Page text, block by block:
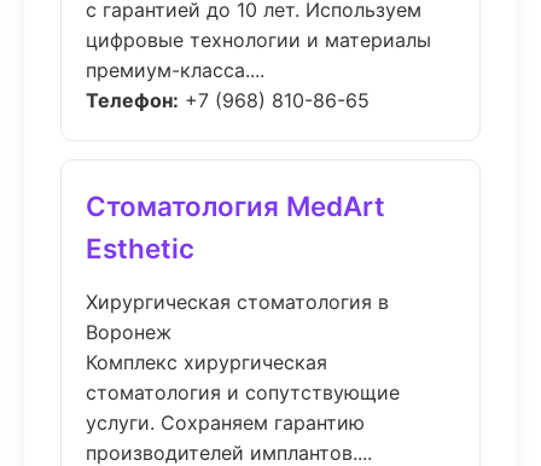
с гарантией до 10 лет. Используем
цифровые технологии и материалы
премиум-класса....
Телефон: +7 (968) 810-86-65
Стоматология MedArt
Esthetic
Хирургическая стоматология в
Воронеж
Комплекс хирургическая
стоматология и сопутствующие
услуги. Сохраняем гарантию
производителей имплантов....